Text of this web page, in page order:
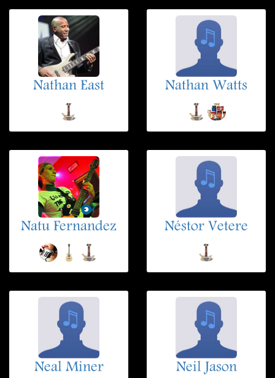
Nathan East Nathan Watts
Natu Fernandez Néstor Vetere
Neal Miner Neil Jason